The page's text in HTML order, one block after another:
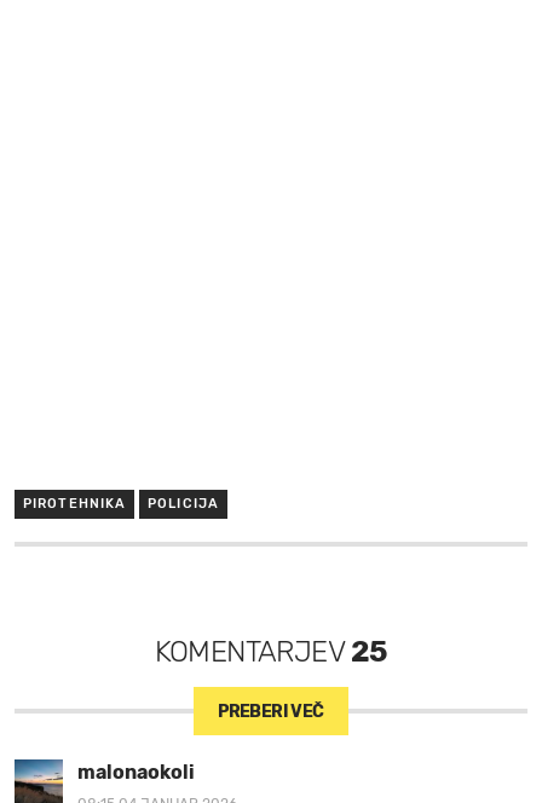
PIROTEHNIKA POLICIJA
KOMENTARJEV25
PREBERI VEČ
malonaokoli